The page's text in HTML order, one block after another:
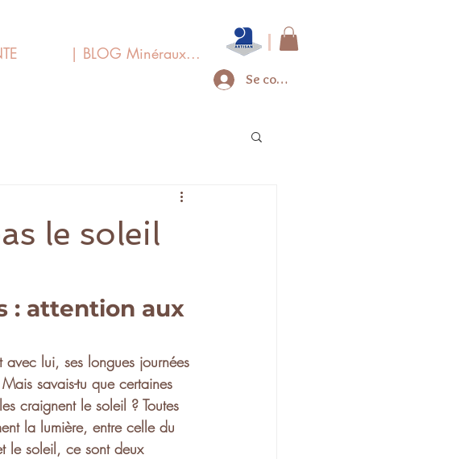
| BLOG Minéraux...
Se connecter
le soleil
: attention aux
avec lui, ses longues journées
savais-tu que certaines
craignent le soleil ? Toutes
la lumière, entre celle du
le soleil, ce sont deux